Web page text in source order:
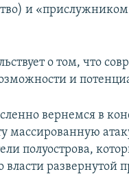
и
о том, что
и
вернемся в
массированную
полуострова,
власти